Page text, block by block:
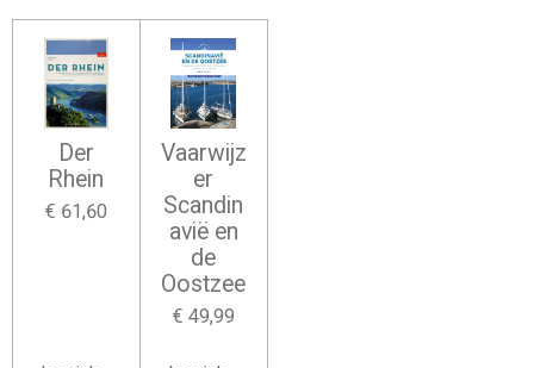
Der
Rhein
€ 61,60
Vaarwijz
er
Scandin
avië en
de
Oostzee
€ 49,99